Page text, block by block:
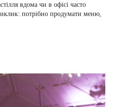
вдома чи в офісі часто
потрібно продумати меню,